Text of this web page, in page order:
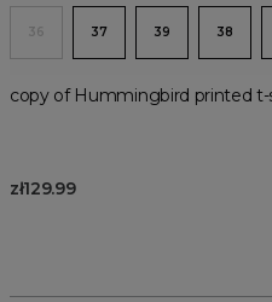
36 37 39 38
copy of Hummingbird printed t-
zł129.99